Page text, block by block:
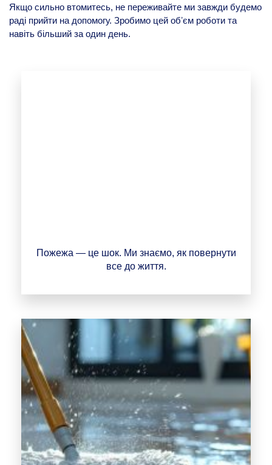
Якщо сильно втомитесь, не переживайте ми завжди будемо
раді прийти на допомогу. Зробимо цей обʼєм роботи та
навіть більший за один день.
Пожежа — це шок. Ми знаємо, як повернути
все до життя.